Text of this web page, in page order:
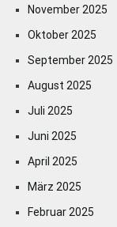
November 2025
Oktober 2025
September 2025
August 2025
Juli 2025
Juni 2025
April 2025
März 2025
Februar 2025